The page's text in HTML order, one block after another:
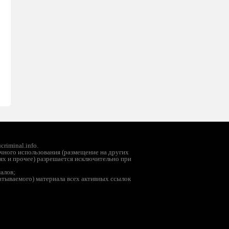
использования (размещение на других
и прочее) разрешается исключительно при
материала всех активных ссылок